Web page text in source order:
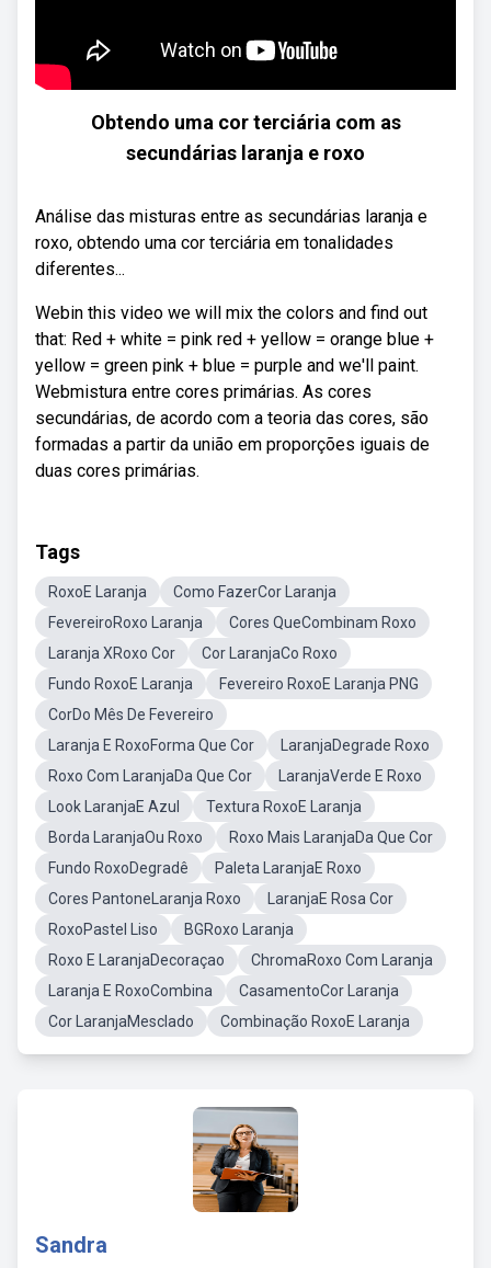
Obtendo uma cor terciária com as
secundárias laranja e roxo
Análise das misturas entre as secundárias laranja e
roxo, obtendo uma cor terciária em tonalidades
diferentes...
Webin this video we will mix the colors and find out
that: Red + white = pink red + yellow = orange blue +
yellow = green pink + blue = purple and we'll paint.
Webmistura entre cores primárias. As cores
secundárias, de acordo com a teoria das cores, são
formadas a partir da união em proporções iguais de
duas cores primárias.
Tags
RoxoE Laranja
Como FazerCor Laranja
FevereiroRoxo Laranja
Cores QueCombinam Roxo
Laranja XRoxo Cor
Cor LaranjaCo Roxo
Fundo RoxoE Laranja
Fevereiro RoxoE Laranja PNG
CorDo Mês De Fevereiro
Laranja E RoxoForma Que Cor
LaranjaDegrade Roxo
Roxo Com LaranjaDa Que Cor
LaranjaVerde E Roxo
Look LaranjaE Azul
Textura RoxoE Laranja
Borda LaranjaOu Roxo
Roxo Mais LaranjaDa Que Cor
Fundo RoxoDegradê
Paleta LaranjaE Roxo
Cores PantoneLaranja Roxo
LaranjaE Rosa Cor
RoxoPastel Liso
BGRoxo Laranja
Roxo E LaranjaDecoraçao
ChromaRoxo Com Laranja
Laranja E RoxoCombina
CasamentoCor Laranja
Cor LaranjaMesclado
Combinação RoxoE Laranja
Sandra